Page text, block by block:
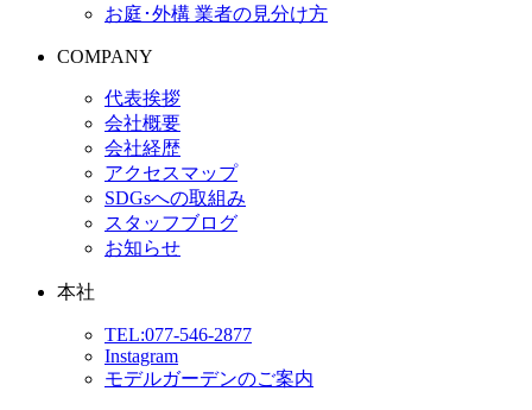
お庭･外構 業者の見分け方
COMPANY
代表挨拶
会社概要
会社経歴
アクセスマップ
SDGsへの取組み
スタッフブログ
お知らせ
本社
TEL:077-546-2877
Instagram
モデルガーデンのご案内